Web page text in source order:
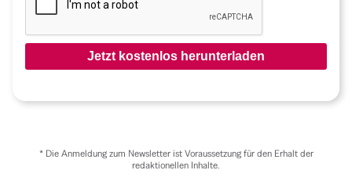
* Die Anmeldung zum Newsletter ist Voraussetzung für den Erhalt der
redaktionellen Inhalte.